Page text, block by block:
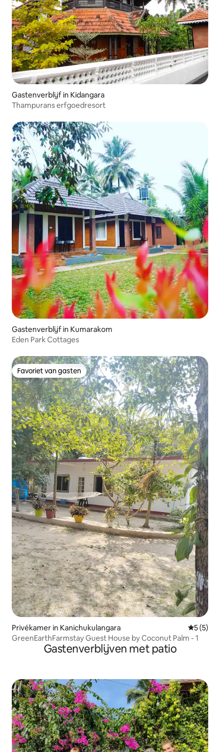
Gastenverblijf in Kidangara
Thampurans erfgoedresort
Gastenverblijf in Kumarakom
Eden Park Cottages
Favoriet van gasten
Favoriet van gasten
Privékamer in Kanichukulangara
5 (5)
GreenEarthFarmstay Guest House by Coconut Palm - 1
Gastenverblijven met patio